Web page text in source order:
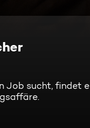
Job sucht, findet